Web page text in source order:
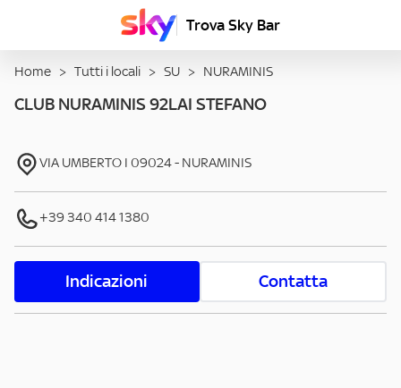
Trova Sky Bar
Home > Tutti i locali > SU > NURAMINIS
CLUB NURAMINIS 92LAI STEFANO
VIA UMBERTO I 09024- NURAMINIS
+39 340 414 1380
Indicazioni Contatta